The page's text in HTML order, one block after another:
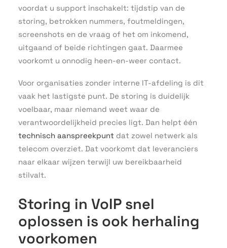
voordat u support inschakelt: tijdstip van de
storing, betrokken nummers, foutmeldingen,
screenshots en de vraag of het om inkomend,
uitgaand of beide richtingen gaat. Daarmee
voorkomt u onnodig heen-en-weer contact.
Voor organisaties zonder interne IT-afdeling is dit
vaak het lastigste punt. De storing is duidelijk
voelbaar, maar niemand weet waar de
verantwoordelijkheid precies ligt. Dan helpt één
technisch aanspreekpunt dat zowel netwerk als
telecom overziet. Dat voorkomt dat leveranciers
naar elkaar wijzen terwijl uw bereikbaarheid
stilvalt.
Storing in VoIP snel
oplossen is ook herhaling
voorkomen